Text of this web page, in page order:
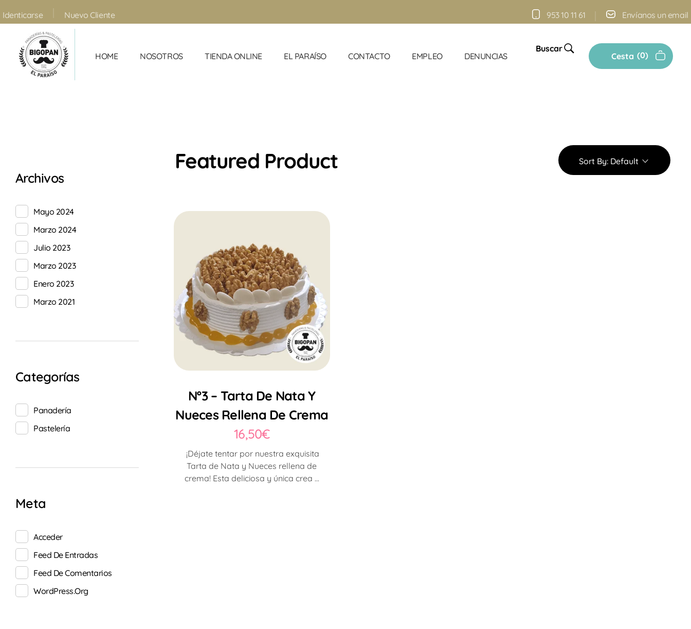
Identicarse Nuevo Cliente 953 10 11 61 Envíanos un email
HOME NOSOTROS TIENDA ONLINE EL PARAÍSO CONTACTO EMPLEO DENUNCIAS
Buscar
0
Cesta
Sort By: Default
Nº3 – Tarta De Nata Y
Nueces Rellena De Crema
16,50€
¡Déjate tentar por nuestra exquisita
Tarta de Nata y Nueces rellena de
crema! Esta deliciosa y única crea ...
Archivos
Mayo 2024
Marzo 2024
Julio 2023
Marzo 2023
Enero 2023
Marzo 2021
Categorías
Panadería
Pastelería
Meta
Acceder
Feed De Entradas
Feed De Comentarios
WordPress.org